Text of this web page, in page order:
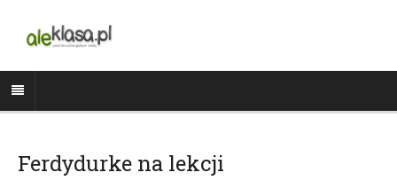
Ferdydurke na lekcji